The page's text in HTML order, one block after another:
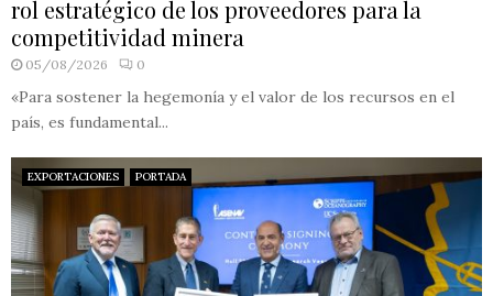
rol estratégico de los proveedores para la
competitividad minera
05/08/2026 0
«Para sostener la hegemonía y el valor de los recursos en el
país, es fundamental...
EXPORTACIONES PORTADA